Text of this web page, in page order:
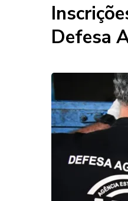
Defesa